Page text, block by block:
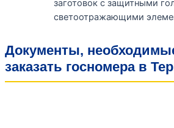
заготовок с защитными
светоотражающими
Документы,
заказать госномера в